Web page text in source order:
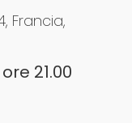
Francia,
21.00